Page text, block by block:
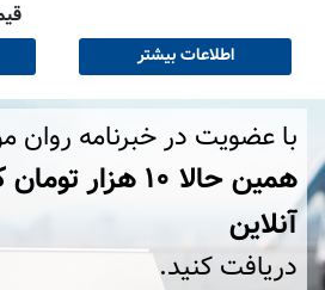
اطلاعات بیشتر
قیمت:
با عضویت در خبرنامه روان
همین حالا ۱۰
آنلاین
دریافت کنید.